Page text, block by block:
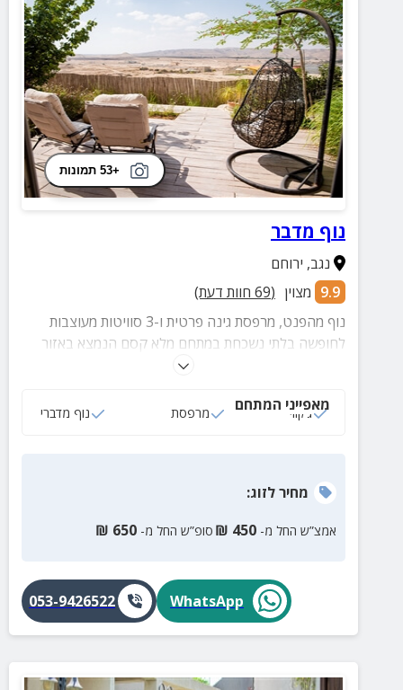
+53 תמונות
נוף מדבר
נגב, ירוחם
9.9 מצוין (
69 חוות דעת)
נוף מהפנט, מרפסת גינה פרטית ו-3 סוויטות מעוצבות
לחופשה בלתי נשכחת במתחם מלא קסם הנמצא באזור
מאפייני המתחם
ג‘קוזי מרפסת נוף מדברי
מחירלזוג:
אמצ”ש החל מ- 450
₪ סופ”ש החל מ- 650
₪
WhatsApp
053-9426522